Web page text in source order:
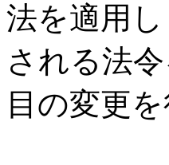
法を適用
される法
目の変更を